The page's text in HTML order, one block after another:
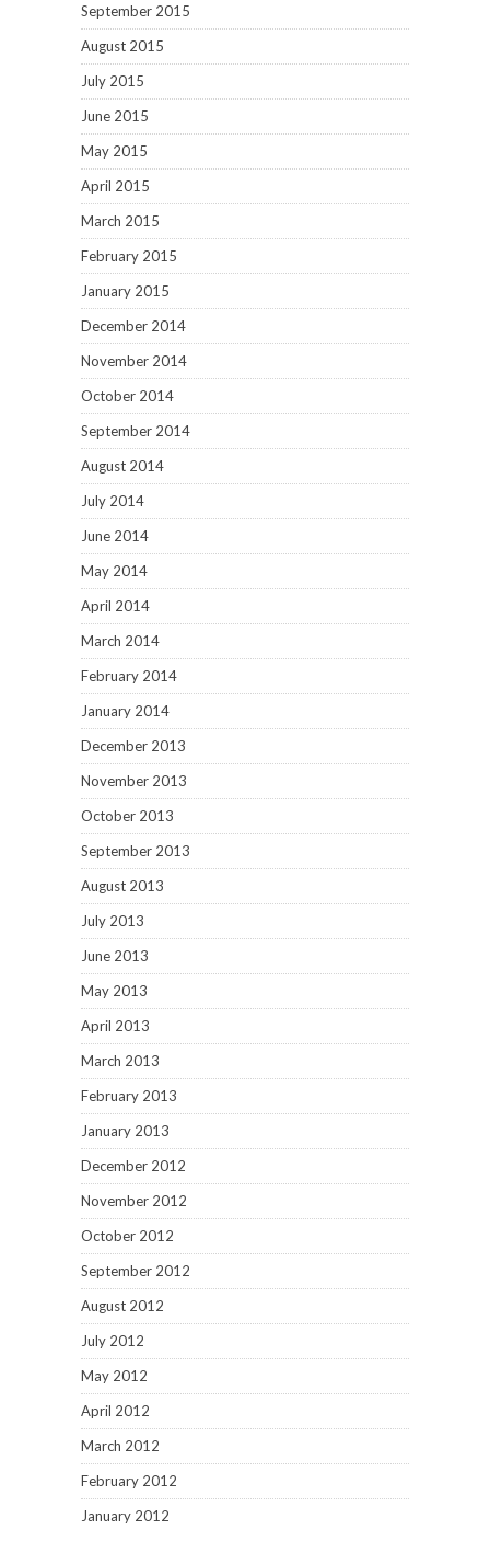
September 2015
August 2015
July 2015
June 2015
May 2015
April 2015
March 2015
February 2015
January 2015
December 2014
November 2014
October 2014
September 2014
August 2014
July 2014
June 2014
May 2014
April 2014
March 2014
February 2014
January 2014
December 2013
November 2013
October 2013
September 2013
August 2013
July 2013
June 2013
May 2013
April 2013
March 2013
February 2013
January 2013
December 2012
November 2012
October 2012
September 2012
August 2012
July 2012
May 2012
April 2012
March 2012
February 2012
January 2012